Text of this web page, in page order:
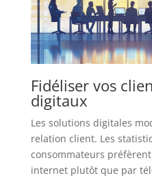
Fidéliser vos
digitaux
Les solutions digitales
relation client. Les
consommateurs
internet plutôt que par